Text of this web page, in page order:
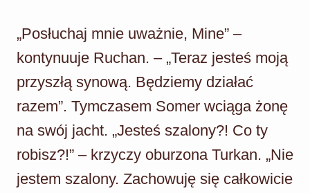
„Posłuchaj mnie uważnie, Mine” –
kontynuuje Ruchan. – „Teraz jesteś moją
przyszłą synową. Będziemy działać
razem”. Tymczasem Somer wciąga żonę
na swój jacht. „Jesteś szalony?! Co ty
robisz?!” – krzyczy oburzona Turkan. „Nie
jestem szalony. Zachowuję się całkowicie